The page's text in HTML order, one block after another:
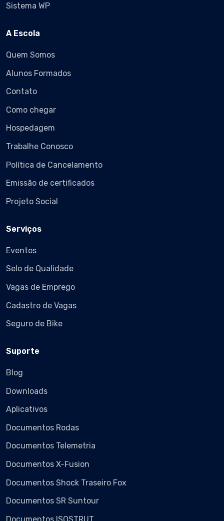
Sistema WP
A Escola
Quem Somos
Alunos Formados
Contato
Como chegar
Hospedagem
Trabalhe Conosco
Política de Cancelamento
Emissão de certificados
Projeto Social
Serviços
Eventos
Selo de Qualidade
Vagas de Emprego
Cadastro de Vagas
Seguro de Bike
Suporte
Blog
Downloads
Aplicativos
Documentos Rodas
Documentos Telemetria
Documentos X-Fusion
Documentos Shock Traseiro Fox
Documentos SR Suntour